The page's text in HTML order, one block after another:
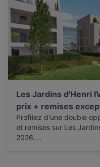
Les Jardins d'Henri
prix + remises
Profitez d'une double
et remises sur Les
2026....